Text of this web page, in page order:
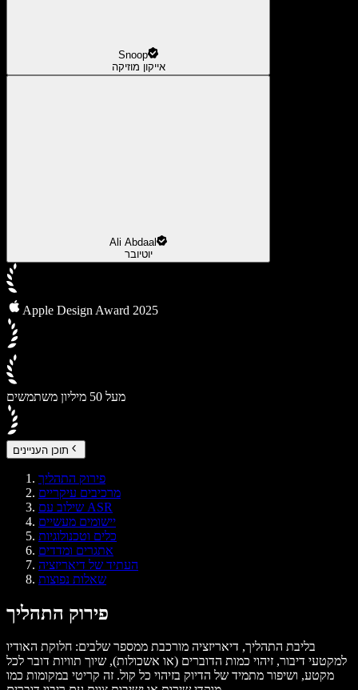
Snoop
אייקון מוזיקה
Ali Abdaal
יוטיובר
Apple Design Award 2025
מעל 50 מיליון משתמשים
תוכן העניינים
פירוק התהליך
מרכיבים עיקריים
שילוב עם ASR
יישומים מעשיים
כלים וטכנולוגיות
אתגרים ומדדים
העתיד של דיאריזציה
שאלות נפוצות
פירוק התהליך
בליבת התהליך, דיאריזציה מורכבת ממספר שלבים: חלוקת האודיו
למקטעי דיבור, זיהוי כמות הדוברים (או אשכולות), שיוך תוויות דובר לכל
מקטע, ושיפור מתמיד של הדיוק בזיהוי כל קול. זה קריטי במקומות כמו